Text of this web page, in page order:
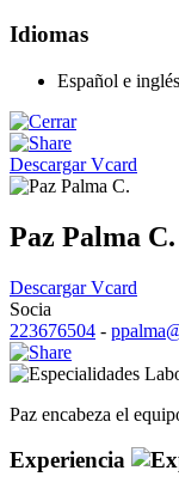
Idiomas
Español e
Descargar Vcard
Paz Palma C.
Descargar Vcard
Socia
223676504 -
Paz encabeza el
Experiencia